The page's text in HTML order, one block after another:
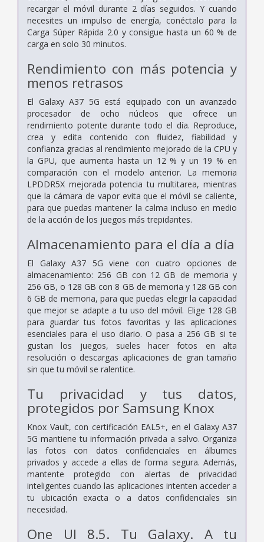
recargar el móvil durante 2 días seguidos. Y cuando
necesites un impulso de energía, conéctalo para la
Carga Súper Rápida 2.0 y consigue hasta un 60 % de
carga en solo 30 minutos.
Rendimiento con más potencia y
menos retrasos
El Galaxy A37 5G está equipado con un avanzado
procesador de ocho núcleos que ofrece un
rendimiento potente durante todo el día. Reproduce,
crea y edita contenido con fluidez, fiabilidad y
confianza gracias al rendimiento mejorado de la CPU y
la GPU, que aumenta hasta un 12 % y un 19 % en
comparación con el modelo anterior. La memoria
LPDDR5X mejorada potencia tu multitarea, mientras
que la cámara de vapor evita que el móvil se caliente,
para que puedas mantener la calma incluso en medio
de la acción de los juegos más trepidantes.
Almacenamiento para el día a día
El Galaxy A37 5G viene con cuatro opciones de
almacenamiento: 256 GB con 12 GB de memoria y
256 GB, o 128 GB con 8 GB de memoria y 128 GB con
6 GB de memoria, para que puedas elegir la capacidad
que mejor se adapte a tu uso del móvil. Elige 128 GB
para guardar tus fotos favoritas y las aplicaciones
esenciales para el uso diario. O pasa a 256 GB si te
gustan los juegos, sueles hacer fotos en alta
resolución o descargas aplicaciones de gran tamaño
sin que tu móvil se ralentice.
Tu privacidad y tus datos,
protegidos por Samsung Knox
Knox Vault, con certificación EAL5+, en el Galaxy A37
5G mantiene tu información privada a salvo. Organiza
las fotos con datos confidenciales en álbumes
privados y accede a ellas de forma segura. Además,
mantente protegido con alertas de privacidad
inteligentes cuando las aplicaciones intenten acceder a
tu ubicación exacta o a datos confidenciales sin
necesidad.
One UI 8.5. Tu Galaxy. A tu